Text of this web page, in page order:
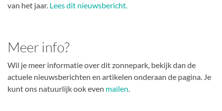
van het jaar. Lees dit nieuwsbericht.
Meer info?
Wil je meer informatie over dit zonnepark, bekijk dan de
actuele nieuwsberichten en artikelen onderaan de pagina. Je
kunt ons natuurlijk ook even mailen.